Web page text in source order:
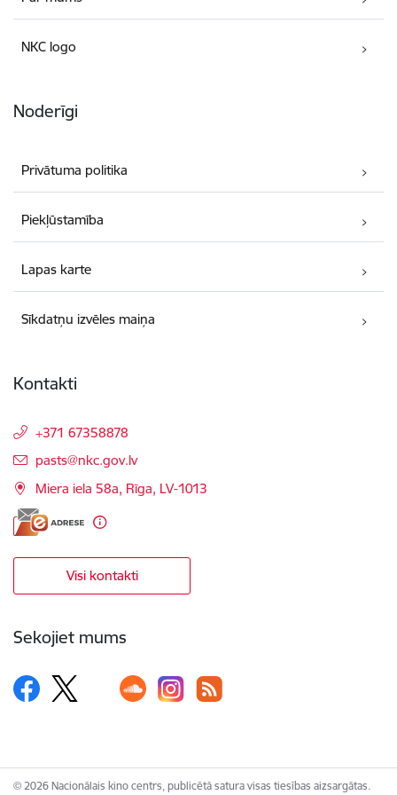
NKC logo
Noderīgi
Privātuma politika
Piekļūstamība
Lapas karte
Sīkdatņu izvēles maiņa
Kontakti
+371 67358878
E-pasts:
pasts@nkc.gov.lv
Miera iela 58a, Rīga, LV-1013
Visi kontakti
Sekojiet mums
© 2026 Nacionālais kino centrs, publicētā satura visas tiesības aizsargātas.